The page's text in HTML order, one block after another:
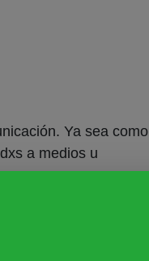
Ya sea como
a medios u